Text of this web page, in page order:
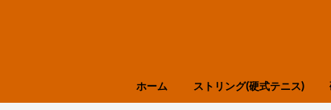
ホーム ストリング(硬式テニス)